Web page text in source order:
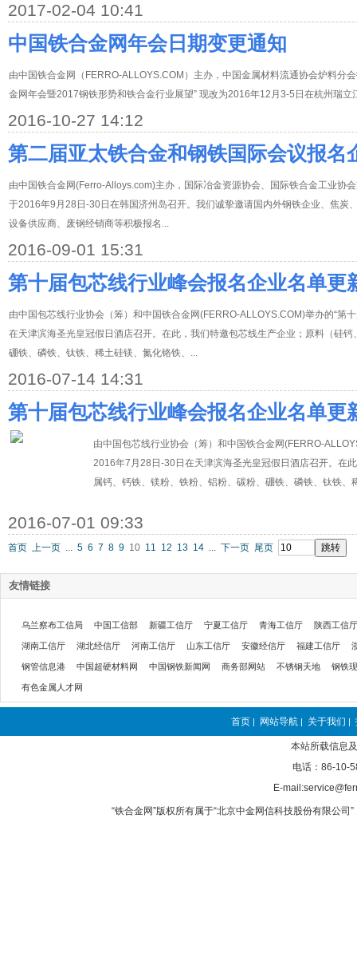
2017-02-04 10:41
中国铁合金网年会日期变更通知
由中国铁合金网（FERRO-ALLOYS.COM）主办，中国金属材料流通协会炉料分
金网年会暨2017钢铁形势和铁合金行业展望” 现改为2016年12月3-5日在杭州瑞立
2016-10-27 14:12
第二届亚太铁合金和钢铁国际会议报名
由中国铁合金网(Ferro-Alloys.com)主办，国际冶金资源协会、国际铁合金工业协
于2016年9月28日-30日在韩国济州岛召开。我们诚挚邀请国内外钢铁企业、焦炭
设备供应商、废钢经销商等积极报名...
2016-09-01 15:31
第十届包芯线行业峰会报名企业名单更
由中国包芯线行业协会（筹）和中国铁合金网(FERRO-ALLOYS.COM)举办的“第
在天津滨海圣光皇冠假日酒店召开。在此，我们特邀包芯线生产企业；原料（硅
硼铁、磷铁、钛铁、稀土硅镁、氮化铬铁、...
2016-07-14 14:31
第十届包芯线行业峰会报名企业名单更
由中国包芯线行业协会（筹）和中国铁合金网(FERRO-
2016年7月28日-30日在天津滨海圣光皇冠假日酒店召开。在
属钙、钙铁、镁粉、铁粉、铝粉、碳粉、硼铁、磷铁、钛铁、
2016-07-01 09:33
首页 上一页 ... 5 6 7 8 9 10 11 12 13 14 ... 下一页 尾页
友情链接
乌兰察布工信局 中国工信部 新疆工信厅 宁夏工信厅 青海工信厅 陕西工信厅
湖南工信厅 湖北经信厅 河南工信厅 山东工信厅 安徽经信厅 福建工信厅
钢管信息港 中国超硬材料网 中国钢铁新闻网 商务部网站 不锈钢天地 钢铁
有色金属人才网
首页 | 网站导航 | 关于我们 |
本站所载信息
电话：86-10-
E-
“铁合金网”版权所有属于“北京中金网信科技股份有限公司